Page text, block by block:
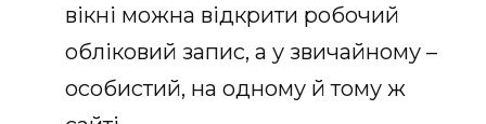
вікні можна відкрити робочий
обліковий запис, а у звичайному –
особистий, на одному й тому ж